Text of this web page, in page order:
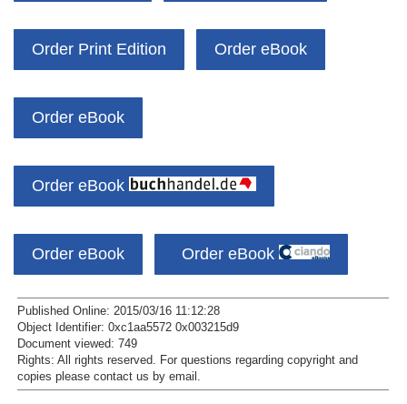
Order Print Edition Order eBook
Order eBook
Order eBook
Order eBook Order eBook
Published Online: 2015/03/16 11:12:28
Object Identifier: 0xc1aa5572 0x003215d9
Document viewed: 749
Rights: All rights reserved. For questions regarding copyright and
copies please contact us by email .